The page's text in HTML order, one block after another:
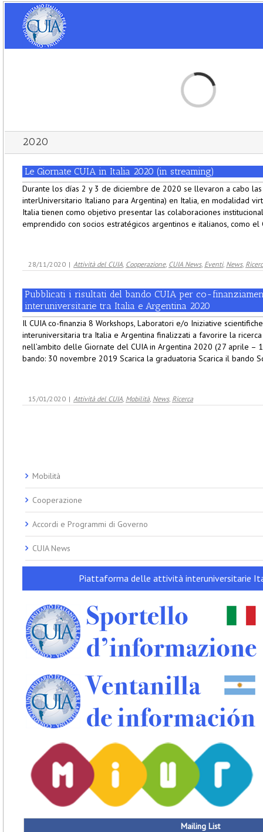
Loading...
2020
Le Giornate CUIA in Italia 2020 (in streaming)
Durante los días 2 y 3 de diciembre de 2020 se llevaron a cabo las
interUniversitario Italiano para Argentina) en Italia, en modalidad
Italia tienen como objetivo presentar las colaboraciones
emprendido con socios estratégicos argentinos e italianos, como el
28/11/2020 | Attività del CUIA, Cooperazione, CUIA News, Eventi, News,
Pubblicati i risultati del bando CUIA per co-
interuniversitarie tra Italia e Argentina 2020
Il CUIA co-finanzia 8 Workshops, Laboratori e/o Iniziative
interuniversitaria tra Italia e Argentina finalizzati a favorire la
nell’ambito delle Giornate del CUIA in Argentina 2020 (27 aprile –
bando: 30 novembre 2019 Scarica la graduatoria Scarica il bando
15/01/2020 | Attività del CUIA, Mobilità, News, Ricerca
Mobilità
Cooperazione
Accordi e Programmi di Governo
CUIA News
Piattaforma delle attività interuniversitarie
Mailing List